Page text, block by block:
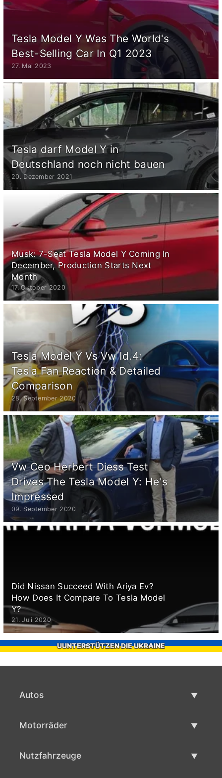
Tesla Model Y Was The World's
Best-Selling Car In Q1 2023
27. Mai 2023
Tesla darf Model Y in
Deutschland noch nicht bauen
20. Dezember 2021
Musk: 7-Seat Tesla Model Y Coming In
December, Production Starts Next
Month
17. Oktober 2020
Tesla Model Y Vs Vw Id.4:
Tesla Fan Reaction & Detailed
Comparison
28. September 2020
Vw Ceo Herbert Diess Test
Drives The Tesla Model Y: He's
Impressed
09. September 2020
Did Nissan Succeed With Ariya Ev?
How Does It Compare To Tesla Model
Y?
21. Juli 2020
UUNTERSTÜTZEN DIE UKRAINE
Autos
Motorräder
Nutzfahrzeuge